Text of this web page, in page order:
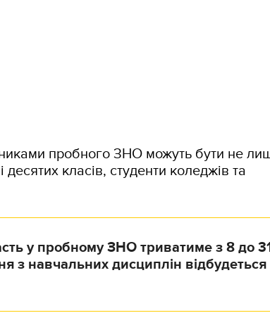
пробного ЗНО можуть бути не
класів, студенти коледжів та
у пробному ЗНО триватиме з 8 до
з навчальних дисциплін відбудеться